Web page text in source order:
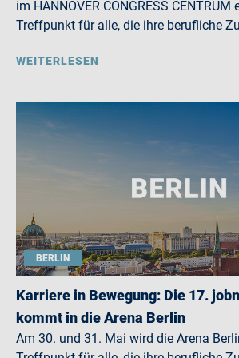
im HANNOVER CONGRESS CENTRUM
Treffpunkt für alle, die ihre berufliche
WEITERLESEN
BERLIN
Karriere in Bewegung: Die 17.
kommt in die Arena Berlin
Am 30. und 31. Mai wird die Arena